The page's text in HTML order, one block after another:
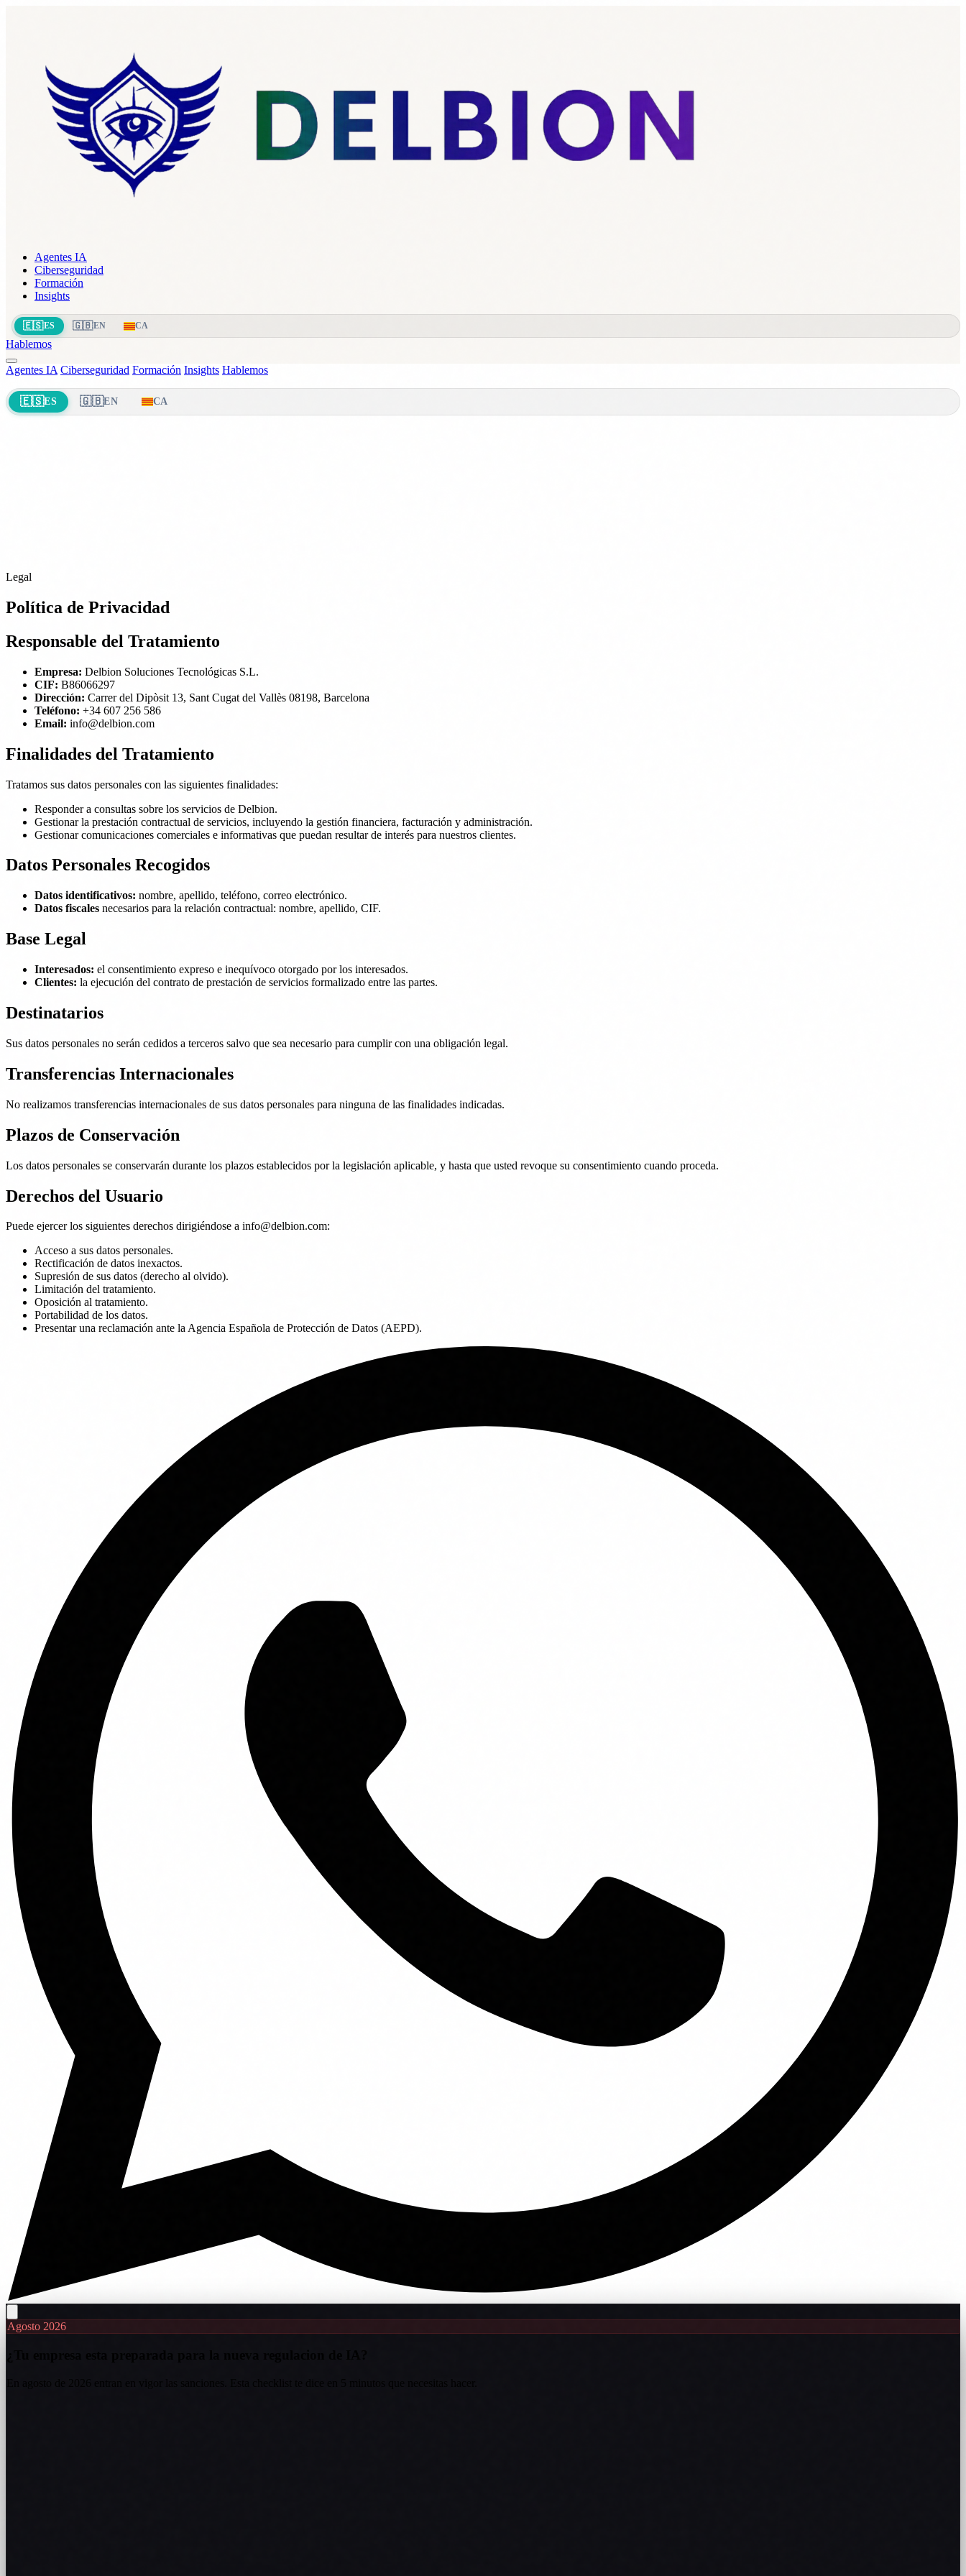
Agentes IA
Ciberseguridad
Formación
Insights
🇪🇸ES 🇬🇧EN CA
Hablemos
Agentes IA Ciberseguridad Formación Insights Hablemos
🇪🇸ES 🇬🇧EN CA
Legal
Política de Privacidad
Responsable del Tratamiento
Empresa: Delbion Soluciones Tecnológicas S.L.
CIF: B86066297
Dirección: Carrer del Dipòsit 13, Sant Cugat del Vallès 08198, Barcelona
Teléfono: +34 607 256 586
Email: info@delbion.com
Finalidades del Tratamiento
Tratamos sus datos personales con las siguientes finalidades:
Responder a consultas sobre los servicios de Delbion.
Gestionar la prestación contractual de servicios, incluyendo la gestión financiera, facturación y administración.
Gestionar comunicaciones comerciales e informativas que puedan resultar de interés para nuestros clientes.
Datos Personales Recogidos
Datos identificativos: nombre, apellido, teléfono, correo electrónico.
Datos fiscales necesarios para la relación contractual: nombre, apellido, CIF.
Base Legal
Interesados: el consentimiento expreso e inequívoco otorgado por los interesados.
Clientes: la ejecución del contrato de prestación de servicios formalizado entre las partes.
Destinatarios
Sus datos personales no serán cedidos a terceros salvo que sea necesario para cumplir con una obligación legal.
Transferencias Internacionales
No realizamos transferencias internacionales de sus datos personales para ninguna de las finalidades indicadas.
Plazos de Conservación
Los datos personales se conservarán durante los plazos establecidos por la legislación aplicable, y hasta que usted revoque su consentimiento cuando proceda.
Derechos del Usuario
Puede ejercer los siguientes derechos dirigiéndose a info@delbion.com:
Acceso a sus datos personales.
Rectificación de datos inexactos.
Supresión de sus datos (derecho al olvido).
Limitación del tratamiento.
Oposición al tratamiento.
Portabilidad de los datos.
Presentar una reclamación ante la Agencia Española de Protección de Datos (AEPD).
Agosto 2026